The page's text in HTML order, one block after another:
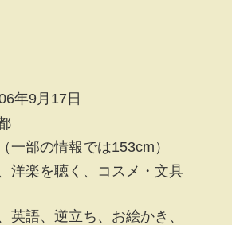
年9月17日
一部の情報では153cm）
洋楽を聴く、コスメ・文具
英語、逆立ち、お絵かき、